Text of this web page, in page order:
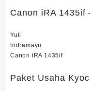
Canon iRA 1435if
Yuli
Indramayu
Canon iRA 1435if
Paket Usaha